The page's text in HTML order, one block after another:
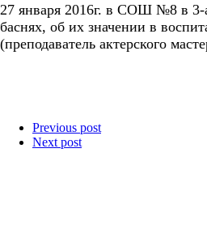
27 января 2016г. в СОШ №8 в 3-
баснях, об их значении в
(преподаватель актерского
Previous post
Next post